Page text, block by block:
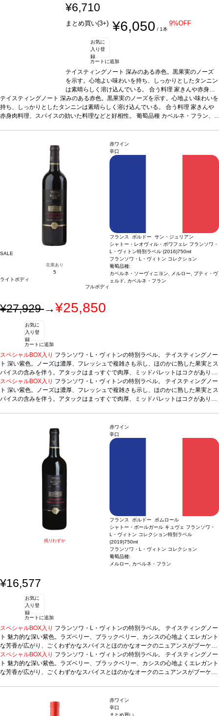
¥6,710
まとめ買い(3+) ¥6,050 / 1本
9%OFF
お気に
入り登
録
カートに追加
テイスティングノート深みのある赤色。黒果実のノーズ
を示す。心地よい味わいを持ち、しっかりとしたタンニン
は素晴らしく溶け込んでいる。合う料理家きんや赤身肉
料理、スパイスの効いた料理などと好相性。葡萄品種カ
ベルネ・フラン、メルロー、タナ*本ヴィンテージが在庫
切れの場合、在庫があり価格が同様の場合は自動的に次の
テイスティングノート 深みのある赤色。黒果実のノーズを示す。心地よい味わいを
持ち、しっかりとしたタンニンは素晴らしく溶け込んでいる。 合う料理 家きんや
赤身肉料理、スパイスの効いた料理などと好相性。 葡萄品種 カベルネ・フラン、
SALE
在庫あり
5
ライトボディ
フルボディ
赤ワイン
辛口
フランス ボルドー サン・ジュリアン
シャトー・レオヴィル・ポワフェレ フランソワ・
L・ヴィトン特別ラベル (2016)750ml
フランソワ・L・ヴィトン コレクション
葡萄品種:
カベルネ・ソーヴィニヨン, メルロー, プティ・ヴ
ェルド, カベルネ・フラン
¥27,929→¥25,850
お気に
入り登
録
カートに追加
スペシャルBOX入り フランソワ・L・ヴィトンの特別ラベル。 テイスティングノー
ト 深い紫色。ノーズは濃厚、フレッシュで複雑さも示し、ほのかに熟した果実とス
パイスの含みを伴う。アタックはまっすぐで肉厚、ミッドパレットはコクがありク
リーミー。タンニンのストラクチャーは緻密で力強く、長い余韻の後味が続き、心
地よい焦臭さが強調されている。 合う料理肉、ステーキ、チーズなどと好相葡萄
品種カベルネ・ソーヴィニヨン57％、メルロー26％、プティ・ヴェルド10％、カ
スペシャルBOX入り フランソワ・L・ヴィトンの特別ラベル。 テイスティングノー
ト 深い紫色。ノーズは濃厚、フレッシュで複雑さも示し、ほのかに熟した果実とス
パイスの含みを伴う。アタックはまっすぐで肉厚、ミッドパレットはコクがありク
カベルネ・ソーヴィニヨン57％、メルロー26％、プティ・ヴェルド10％、カ
ベルネ・フラン7％*本ヴィンテージが在庫切れの場合、在庫があり価格が同様の場
合は自動的に次のヴィンテージに変更されます、ご了承ください。
残りわずか
赤ワイン
辛口
フランス ボルドー ポムロール
シャトー・ボールガール キュヴェ フランソワ・
L・ヴィトン コレクション特別ラベル
(2019)750ml
フランソワ・L・ヴィトン コレクション
葡萄品種:
メルロー, カベルネ・フラン
¥16,577
お気に
入り登
録
カートに追加
スペシャルBOX入り フランソワ・L・ヴィトンの特別ラベル。 テイスティングノー
ト 魅力的な深い紫色。ラズベリー、ブラックベリー、カシスの心地よくエレガント
な芳香が広がり、ごくわずかなスパイスとほのかなオークのニュアンスがブーケに
加わる。素晴らしく熟した味わいが表れ、タンニンは絹のように滑らか。 葡萄品種
50% メルロー、50% カベルネ・フラン
スペシャルBOX入り フランソワ・L・ヴィトンの特別ラベル。 テイスティングノー
ト 魅力的な深い紫色。ラズベリー、ブラックベリー、カシスの心地よくエレガント
な芳香が広がり、ごくわずかなスパイスとほのかなオークのニュアンスがブーケに
赤ワイン
辛口
まとめ買い